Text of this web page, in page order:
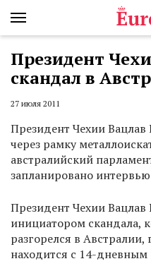
Президент
скандал в
27 июля 2011
Президент Чехии Вацлав
через рамку
австралийский
запланировано
Президент Чехии Вацлав
инициатором скандала,
разгорелся в
находится с 14-дневным